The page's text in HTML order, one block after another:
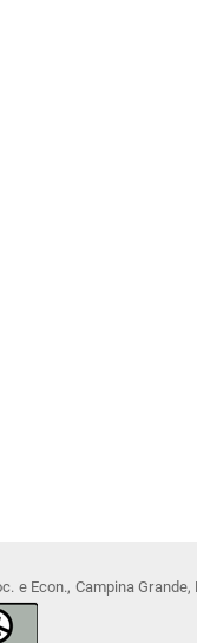
e Econ., Campina